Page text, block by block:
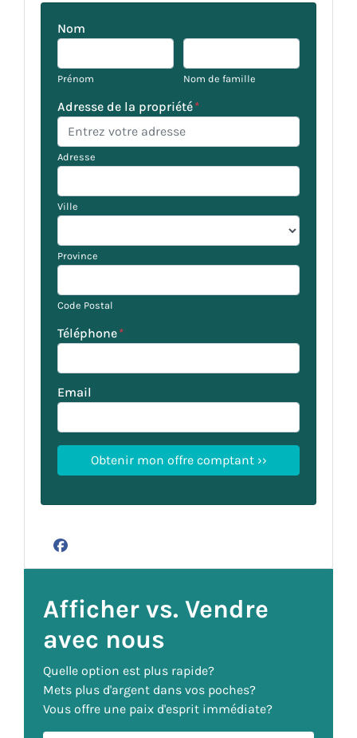
Nom
Prénom Nom de famille
Adresse de la propriété*
Adresse
Ville
Province
Code Postal
Téléphone*
Email
Facebook
Afficher vs. Vendre
avec nous
Quelle option est plus rapide?
Mets plus d'argent dans vos poches?
Vous offre une paix d'esprit immédiate?